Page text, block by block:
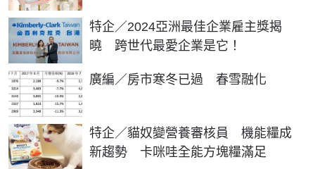
特企／2024亞洲最佳企業雇主獎揭
曉 跨世代最愛企業是它！
廣編／房市寒冬已過 春雪融化
特企／貓奴變營養審核員 機能糧成
新趨勢 卡咪哇全能方塊糧滿足